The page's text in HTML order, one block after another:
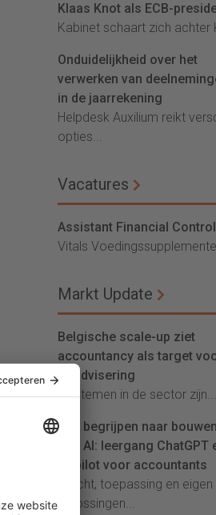
Klaas Knot als ECB-
Kabinet schaart zich achter
Onduidelijkheid over het
verwerken van
in de jaarrekening
Helpdesk Auxilium reikt
opties...
Vacatures
Assistant Financial
Vitals
Markt Update
Belgische scale-up ziet
accountancy als target
AI-advisering
'Systemen in de sector zijn...
Van begrijpen naar bouwen
met AI: leergang ChatGPT
Copilot voor accountants
Inzicht, toepassing en eigen
oplossingen...